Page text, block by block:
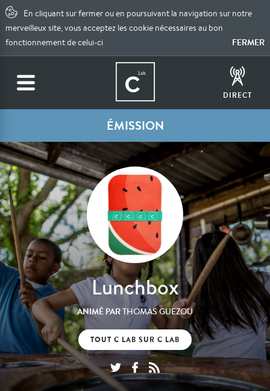
En cliquant sur fermer ou en poursuivant la navigation sur notre
merveilleux site, vous acceptez les cookie nécessaires au bon
fonctionnement de celui-ci
FERMER
DIRECT
ÉMISSION
Lunchbox
ANIMÉ PARTHOMAS GUEZOU
TOUT C LAB SUR C LAB